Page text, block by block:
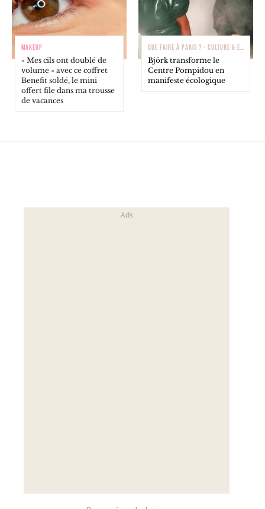
MAKEUP
« Mes cils ont doublé de
volume » avec ce coffret
Benefit soldé, le mini
offert file dans ma trousse
de vacances
QUE FAIRE À PARIS ? - CULTURE & EXPOSITIONS
Björk transforme le
Centre Pompidou en
manifeste écologique